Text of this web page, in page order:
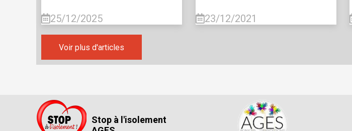
25/12/2025 23/12/2021
Voir plus d'articles
Stop à l'isolement